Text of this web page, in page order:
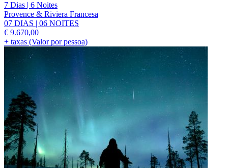
7 Dias | 6 Noites
Provence & Riviera Francesa
07 DIAS | 06 NOITES
€ 9.670,00
+ taxas (Valor por pessoa)